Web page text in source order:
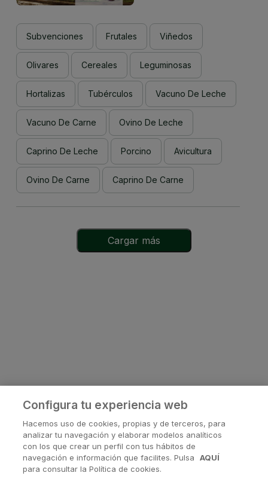
Subvenciones Frutales Viñedos
Olivares Cereales Leguminosas
Hortalizas Tubérculos Vacuno De Leche
Vacuno De Carne Ovino De Leche
Caprino De Leche Porcino Avicultura
Ovino De Carne Caprino De Carne
Cargar más
¿Tienes alguna pregunta?
Contactanos en
Configura tu experiencia web
Hacemos uso de cookies, propias y de terceros, para
analizar tu navegación y elaborar modelos analíticos
con los que crear un perfil con tus hábitos de
navegación e información que facilites. Pulsa
AQUÍ
para consultar la Política de cookies.